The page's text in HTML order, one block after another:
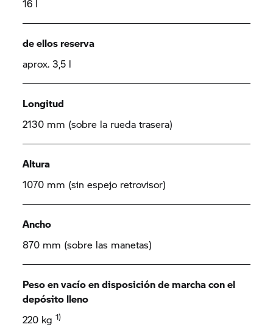
16 l
de ellos reserva
aprox. 3,5 l
Longitud
2130 mm (sobre la rueda trasera)
Altura
1070 mm (sin espejo retrovisor)
Ancho
870 mm (sobre las manetas)
Peso en vacío en disposición de marcha con el
depósito lleno
220 kg1)